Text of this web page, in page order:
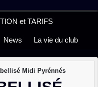
et TARIFS
News La vie du club
Midi Pyrénnés